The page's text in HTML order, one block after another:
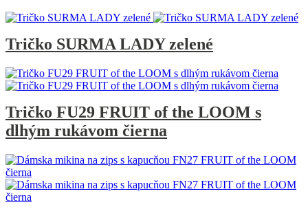
Tričko SURMA LADY zelené
Tričko FU29 FRUIT of the LOOM s
dlhým rukávom čierna